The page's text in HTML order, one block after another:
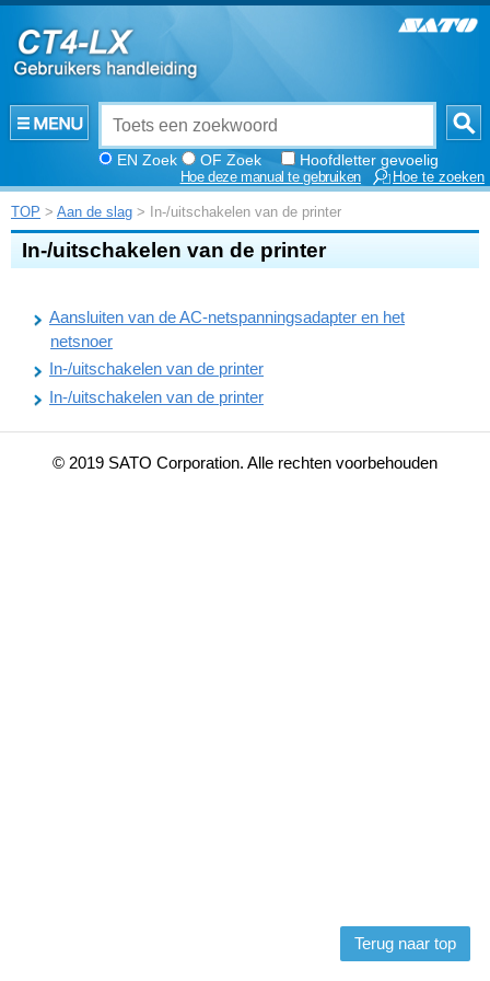
EN Zoek OF Zoek Hoofdletter gevoelig
Hoe te zoeken
Hoe deze manual te gebruiken
TOP > Aan de slag > In-/uitschakelen van de printer
In-/uitschakelen van de printer
Aansluiten van de AC-netspanningsadapter en het
netsnoer
In-/uitschakelen van de printer
In-/uitschakelen van de printer
Terug naar top
© 2019 SATO Corporation. Alle rechten voorbehouden